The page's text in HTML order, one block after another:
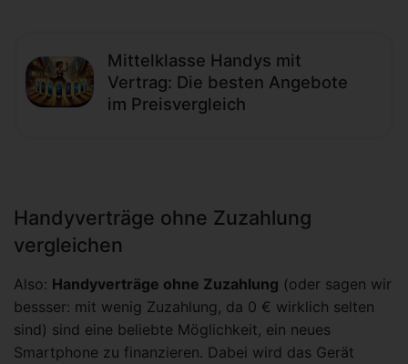
Mittelklasse Handys mit
Vertrag: Die besten Angebote
im Preisvergleich
Handyverträge ohne Zuzahlung
vergleichen
Also: Handyverträge ohne Zuzahlung (oder sagen wir
bessser: mit wenig Zuzahlung, da 0 € wirklich selten
sind) sind eine beliebte Möglichkeit, ein neues
Smartphone zu finanzieren. Dabei wird das Gerät